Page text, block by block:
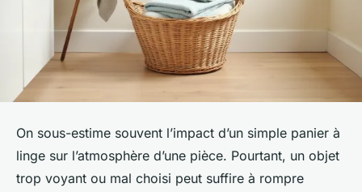
On sous-estime souvent l’impact d’un simple panier à
linge sur l’atmosphère d’une pièce. Pourtant, un objet
trop voyant ou mal choisi peut suffire à rompre